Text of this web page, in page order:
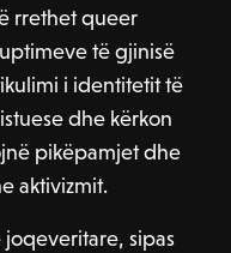
rrethet queer
të gjinisë
i identitetit të
dhe kërkon
pikëpamjet dhe
aktivizmit.
joqeveritare, sipas